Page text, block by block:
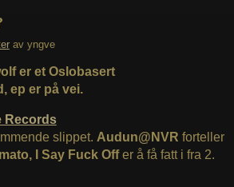
av yngve
er et Oslobasert
ep er på vei.
Records
slippet. Audun@NVR forteller
I Say Fuck Offer å få fatt i fra 2.